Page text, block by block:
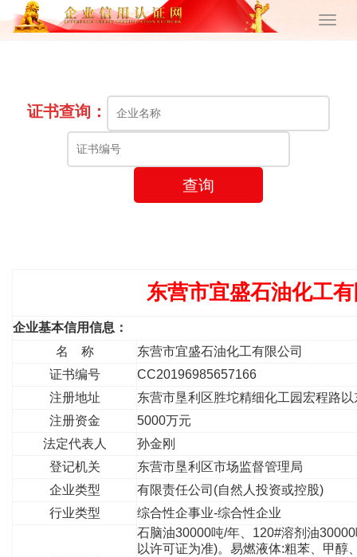
证书查询：
查询
东营市宜盛石油化工
企业基本信用信息：
名 称
东营市宜盛石油化工有限公司
证书编号
CC20196985657166
注册地址
东营市垦利区胜坨精细化工园宏程路
注册资金
5000万元
法定代表人
孙金刚
登记机关
东营市垦利区市场监督管理局
企业类型
有限责任公司(自然人投资或控股)
行业类型
综合性企事业-综合性企业
石脑油30000吨/年、120#溶剂油
以许可证为准)。易燃液体:粗苯、甲醇